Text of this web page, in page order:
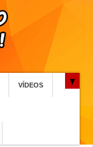
VÍDEOS